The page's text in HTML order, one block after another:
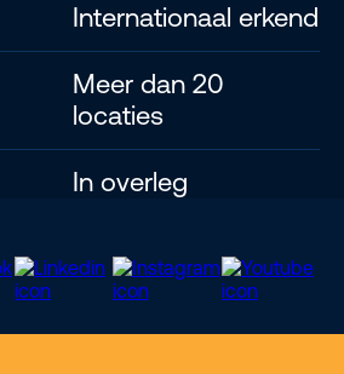
Internationaal erkend
Meer dan 20
locaties
In overleg